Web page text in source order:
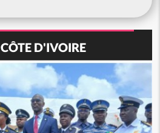
CÔTE D'IVOIRE